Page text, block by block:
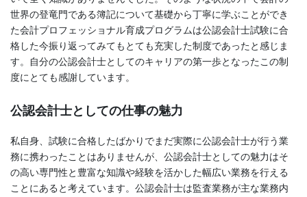
世界の登竜門である簿記について基礎から丁寧に学ぶことができ
た会計プロフェッショナル育成プログラムは公認会計士試験に合
格した今振り返ってみてもとても充実した制度であったと感じま
す。自分の公認会計士としてのキャリアの第一歩となったこの制
度にとても感謝しています。
公認会計士としての仕事の魅力
私自身、試験に合格したばかりでまだ実際に公認会計士が行う業
務に携わったことはありませんが、公認会計士としての魅力はそ
の高い専門性と豊富な知識や経験を活かした幅広い業務を行える
ことにあると考えています。公認会計士は監査業務が主な業務内